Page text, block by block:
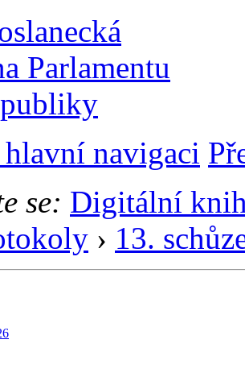
navigaci
se: Digitální
› 13.